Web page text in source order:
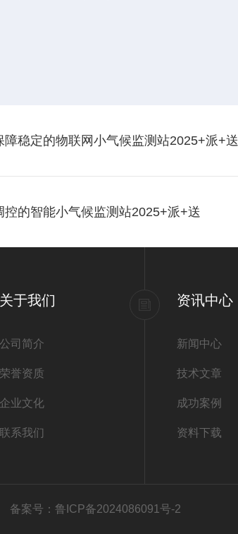
稳定的物联网小气候监测站2025+派+送
的智能小气候监测站2025+派+送
关于我们
公司简介
荣誉资质
企业文化
联系我们
资讯中心
新闻中心
技术文章
成功案例
资料下载
备案号：鲁ICP备2024086091号-2